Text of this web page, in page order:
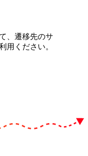
、遷移先のサ
用ください。